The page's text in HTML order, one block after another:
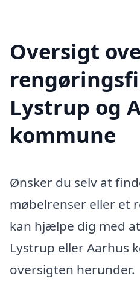
Oversigt
Lystrup og
kommune
Ønsker du selv at
møbelrenser eller et
kan hjælpe dig med
Lystrup eller Aarhus
oversigten herunder.